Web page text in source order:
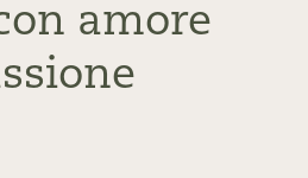
amore